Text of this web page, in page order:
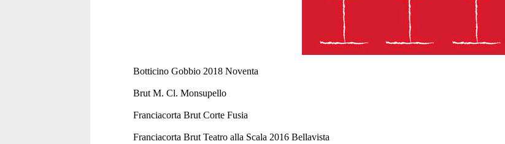
Botticino Gobbio 2018 Noventa
Brut M. Cl. Monsupello
Franciacorta Brut Corte Fusia
Franciacorta Brut Teatro alla Scala 2016 Bellavista